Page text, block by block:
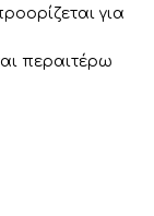
για
περαιτέρω